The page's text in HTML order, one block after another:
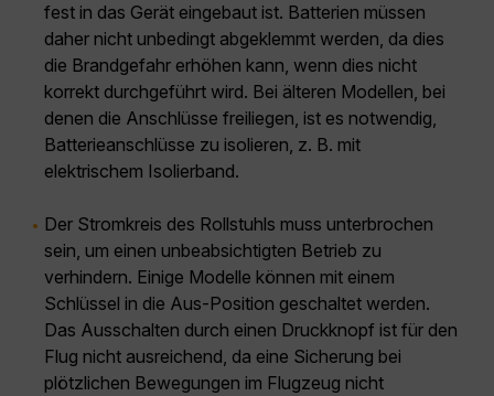
fest in das Gerät eingebaut ist. Batterien müssen
daher nicht unbedingt abgeklemmt werden, da dies
die Brandgefahr erhöhen kann, wenn dies nicht
korrekt durchgeführt wird. Bei älteren Modellen, bei
denen die Anschlüsse freiliegen, ist es notwendig,
Batterieanschlüsse zu isolieren, z. B. mit
elektrischem Isolierband.
Der Stromkreis des Rollstuhls muss unterbrochen
sein, um einen unbeabsichtigten Betrieb zu
verhindern. Einige Modelle können mit einem
Schlüssel in die Aus-Position geschaltet werden.
Das Ausschalten durch einen Druckknopf ist für den
Flug nicht ausreichend, da eine Sicherung bei
plötzlichen Bewegungen im Flugzeug nicht